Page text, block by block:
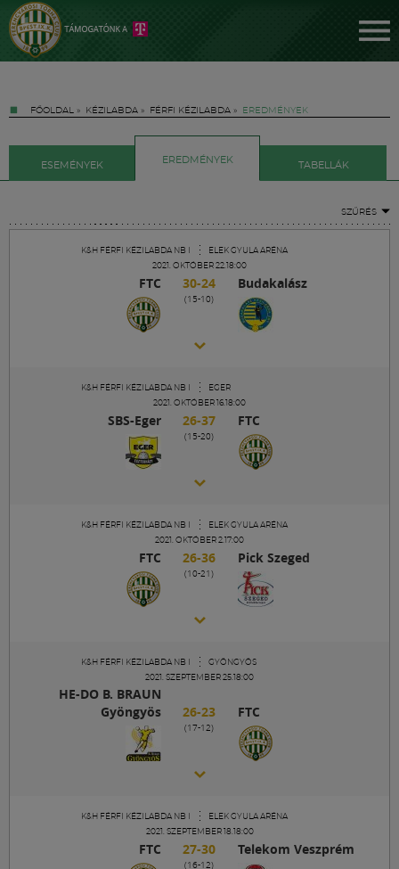
FŐOLDAL » KÉZILABDA » FÉRFI KÉZILABDA » EREDMÉNYEK
ESEMÉNYEK
EREDMÉNYEK
TABELLÁK
SZŰRÉS
K&H FÉRFI KÉZILABDA NB I
ELEK GYULA ARÉNA
2021. OKTÓBER 22.18:00
FTC 30-24 Budakalász
(15-10)
K&H FÉRFI KÉZILABDA NB I
EGER
2021. OKTÓBER 16.18:00
SBS-Eger 26-37 FTC
(15-20)
K&H FÉRFI KÉZILABDA NB I
ELEK GYULA ARÉNA
2021. OKTÓBER 2.17:00
FTC 26-36 Pick Szeged
(10-21)
K&H FÉRFI KÉZILABDA NB I
GYÖNGYÖS
2021. SZEPTEMBER 25.18:00
HE-DO B. BRAUN
Gyöngyös
26-23 FTC
(17-12)
K&H FÉRFI KÉZILABDA NB I
ELEK GYULA ARÉNA
2021. SZEPTEMBER 18.18:00
FTC 27-30 Telekom Veszprém
(16-12)
Meccscenter
Shop